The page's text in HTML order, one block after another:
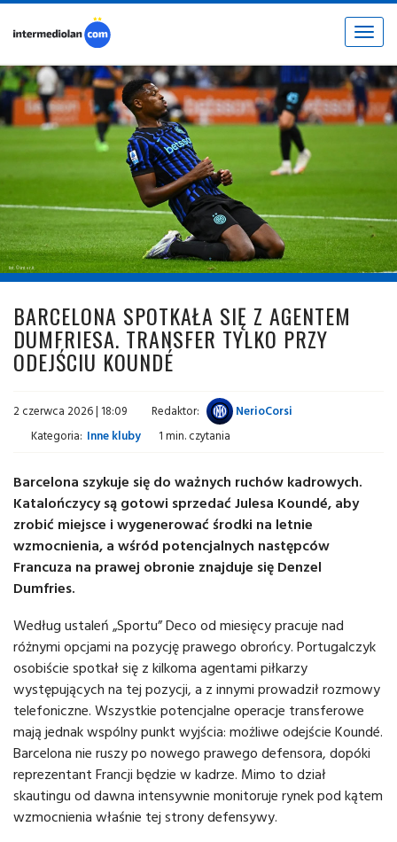
Toggle
fot. © inter.it
BARCELONA SPOTKAŁA SIĘ Z AGENTEM
DUMFRIESA. TRANSFER TYLKO PRZY
ODEJŚCIU KOUNDÉ
2 czerwca 2026 | 18:09 Redaktor:
NerioCorsi
Kategoria: Inne kluby 1 min. czytania
Barcelona szykuje się do ważnych ruchów kadrowych.
Katalończycy są gotowi sprzedać Julesa Koundé, aby
zrobić miejsce i wygenerować środki na letnie
wzmocnienia, a wśród potencjalnych następców
Francuza na prawej obronie znajduje się Denzel
Dumfries.
Według ustaleń „Sportu” Deco od miesięcy pracuje nad
różnymi opcjami na pozycję prawego obrońcy. Portugalczyk
osobiście spotkał się z kilkoma agentami piłkarzy
występujących na tej pozycji, a z innymi prowadził rozmowy
telefoniczne. Wszystkie potencjalne operacje transferowe
mają jednak wspólny punkt wyjścia: możliwe odejście Koundé.
Barcelona nie ruszy po nowego prawego defensora, dopóki
reprezentant Francji będzie w kadrze. Mimo to dział
skautingu od dawna intensywnie monitoruje rynek pod kątem
wzmocnienia właśnie tej strony defensywy.